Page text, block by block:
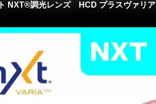
NXT®調光レンズ HCD プラスヴァリア